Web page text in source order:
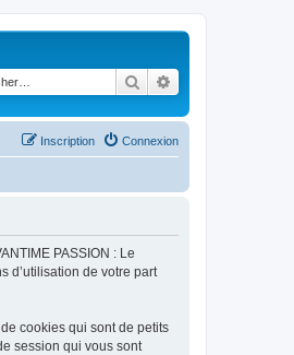
Rechercher
Connexion
Inscription
PASSION : Le
d’utilisation de votre part
cookies qui sont de petits
session qui vous sont